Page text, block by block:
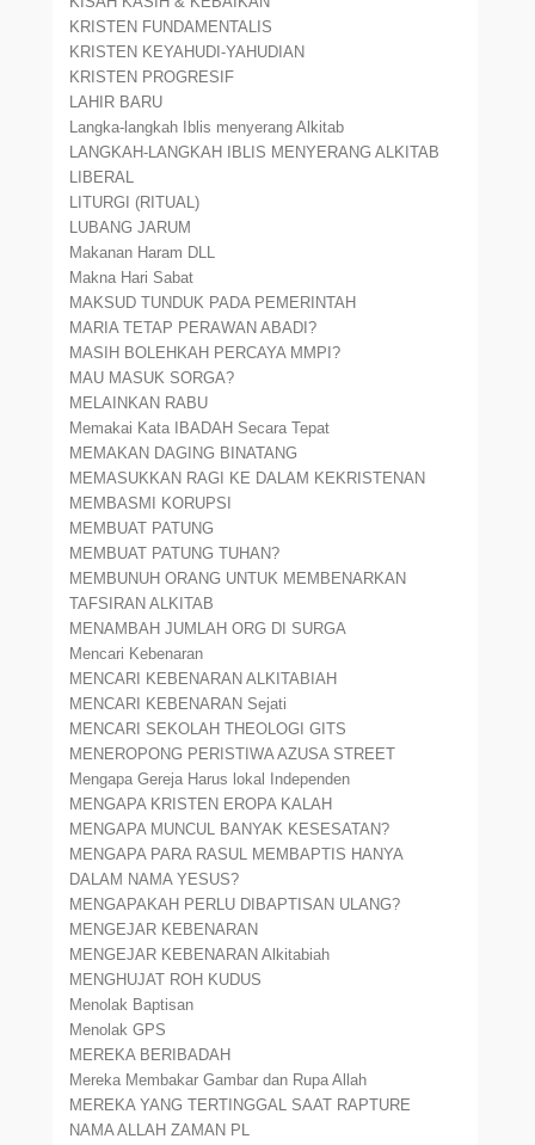
KRISTEN FUNDAMENTALIS
KRISTEN KEYAHUDI-YAHUDIAN
KRISTEN PROGRESIF
LAHIR BARU
Langka-langkah Iblis menyerang Alkitab
LANGKAH-LANGKAH IBLIS MENYERANG ALKITAB
LIBERAL
LITURGI (RITUAL)
LUBANG JARUM
Makanan Haram DLL
Makna Hari Sabat
MAKSUD TUNDUK PADA PEMERINTAH
MARIA TETAP PERAWAN ABADI?
MASIH BOLEHKAH PERCAYA MMPI?
MAU MASUK SORGA?
MELAINKAN RABU
Memakai Kata IBADAH Secara Tepat
MEMAKAN DAGING BINATANG
MEMASUKKAN RAGI KE DALAM KEKRISTENAN
MEMBASMI KORUPSI
MEMBUAT PATUNG
MEMBUAT PATUNG TUHAN?
MEMBUNUH ORANG UNTUK MEMBENARKAN
TAFSIRAN ALKITAB
MENAMBAH JUMLAH ORG DI SURGA
Mencari Kebenaran
MENCARI KEBENARAN ALKITABIAH
MENCARI KEBENARAN Sejati
MENCARI SEKOLAH THEOLOGI GITS
MENEROPONG PERISTIWA AZUSA STREET
Mengapa Gereja Harus lokal Independen
MENGAPA KRISTEN EROPA KALAH
MENGAPA MUNCUL BANYAK KESESATAN?
MENGAPA PARA RASUL MEMBAPTIS HANYA
DALAM NAMA YESUS?
MENGAPAKAH PERLU DIBAPTISAN ULANG?
MENGEJAR KEBENARAN
MENGEJAR KEBENARAN Alkitabiah
MENGHUJAT ROH KUDUS
Menolak Baptisan
Menolak GPS
MEREKA BERIBADAH
Mereka Membakar Gambar dan Rupa Allah
MEREKA YANG TERTINGGAL SAAT RAPTURE
NAMA ALLAH ZAMAN PL